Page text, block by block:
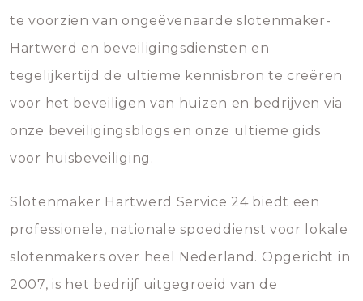
te voorzien van ongeëvenaarde slotenmaker-
Hartwerd en beveiligingsdiensten en
tegelijkertijd de ultieme kennisbron te creëren
voor het beveiligen van huizen en bedrijven via
onze beveiligingsblogs en onze ultieme gids
voor huisbeveiliging.
Slotenmaker Hartwerd Service 24 biedt een
professionele, nationale spoeddienst voor lokale
slotenmakers over heel Nederland. Opgericht in
2007, is het bedrijf uitgegroeid van de